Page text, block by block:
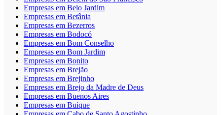
Empresas em Belo Jardim
Empresas em Betânia
Empresas em Bezerros
Empresas em Bodocó
Empresas em Bom Conselho
Empresas em Bom Jardim
Empresas em Bonito
Empresas em Brejão
Empresas em Brejinho
Empresas em Brejo da Madre de Deus
Empresas em Buenos Aires
Empresas em Buíque